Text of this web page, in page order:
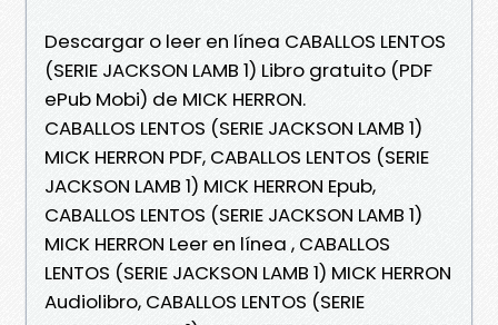
Descargar o leer en línea CABALLOS LENTOS
(SERIE JACKSON LAMB 1) Libro gratuito (PDF
ePub Mobi) de MICK HERRON.
CABALLOS LENTOS (SERIE JACKSON LAMB 1)
MICK HERRON PDF, CABALLOS LENTOS (SERIE
JACKSON LAMB 1) MICK HERRON Epub,
CABALLOS LENTOS (SERIE JACKSON LAMB 1)
MICK HERRON Leer en línea , CABALLOS
LENTOS (SERIE JACKSON LAMB 1) MICK HERRON
Audiolibro, CABALLOS LENTOS (SERIE